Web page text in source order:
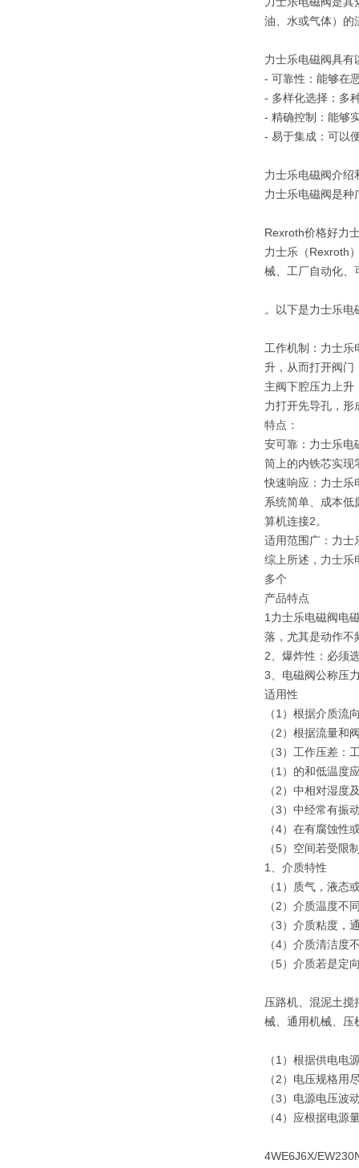
油、水或气体）的
力士乐电磁阀具有
- 可靠性：能够在
- 多样化选择：多
- 精确控制：能够
- 易于集成：可以
力士乐电磁阀介绍
力士乐电磁阀是种
Rexroth价格好力
力士乐（Rexroth
械、工厂自动化、
。‌以下是力士乐
工作机制：‌力士乐
升，‌从而打开阀门
主阀下腔压力上升
力打开先导孔，‌形
特点：‌
安可靠：‌力士乐电
筒上的内铁芯实现
快速响应：‌力士乐
系统简单、‌成本低
算机连接2。‌
适用范围广：‌力士
综上所述，‌力士乐
多个
产品特点
1力士乐电磁阀电
落，尤其是动作不
2、爆炸性：必须
3、电磁阀公称压
适用性
（1）根据介质流
（2）根据流量和
（3）工作压差：
（1）的和低温度
（2）中相对湿度
（3）中经常有振
（4）在有腐蚀性
（5）空间若受限
1、介质特性
（1）质气，液态
（2）介质温度不
（3）介质粘度，
（4）介质清洁度
（5）介质若是定
压路机、混泥土搅
械、通用机械、压
（1）根据供电电
（2）电压规格用
（3）电源电压波
（4）应根据电源
4WE6J6X/